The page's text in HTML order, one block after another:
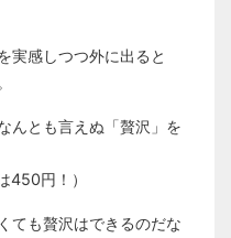
実感しつつ外に出ると
んとも言えぬ「贅沢」を
450円！）
ても贅沢はできるのだな